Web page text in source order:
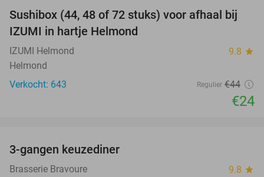
45%
Sushibox (44, 48 of 72 stuks) voor afhaal bij
IZUMI in hartje Helmond
IZUMI Helmond 9.8 star
Helmond
Verkocht: 643
Regulier €44
€24
3-gangen keuzediner
Brasserie Bravoure 9.8 star